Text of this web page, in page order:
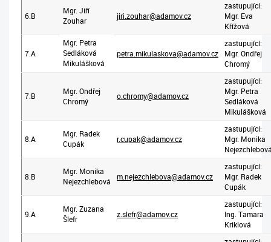
6.B
Mgr. Jiří
Zouhar
jiri.zouhar@adamov.cz
zastupující:
Mgr. Eva
Křížová
7.A
Mgr. Petra
Sedláková
Mikulášková
petra.mikulaskova@adamov.cz
zastupující:
Mgr. Ondřej
Chromý
7.B
Mgr. Ondřej
Chromý
o.chromy@adamov.cz
zastupující:
Mgr. Petra
Sedláková
Mikulášková
8.A
Mgr. Radek
Cupák
r.cupak@adamov.cz
zastupující:
Mgr. Monika
8.B
Mgr. Monika
Nejezchlebová
m.nejezchlebova@adamov.cz
zastupující:
Mgr. Radek
Cupák
9.A
Mgr. Zuzana
Šlefr
z.slefr@adamov.cz
zastupující:
Ing. Tamara
Kriklová